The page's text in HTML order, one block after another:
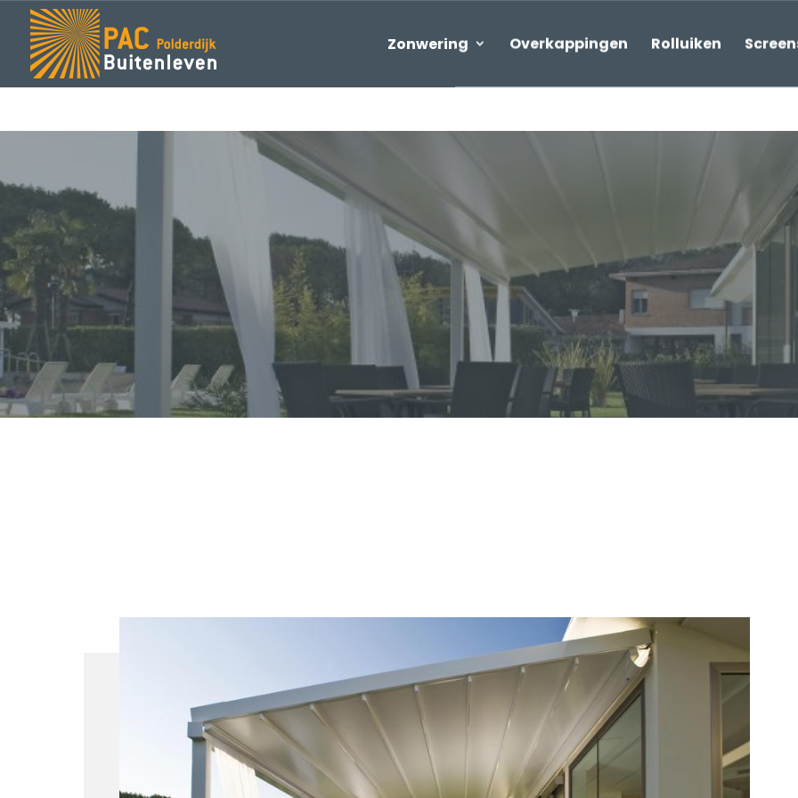
Zonwering Overkappingen Rolluiken
REGEN/ZONWERINGEN
LEINER Regen/Zonwering
PAC Zonweringen 5 Regen-zonweringen Leiner